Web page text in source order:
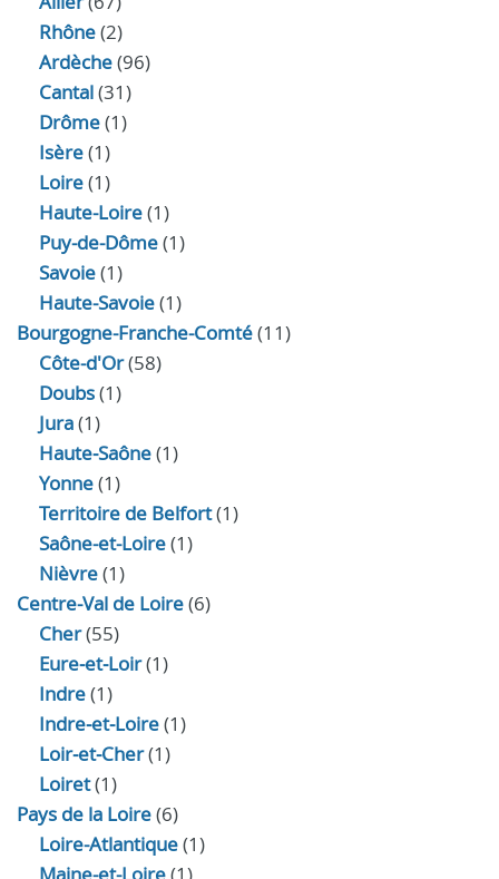
Rhône(2)
Ardèche(96)
Cantal(31)
Drôme(1)
Isère(1)
Loire(1)
Haute-Loire(1)
Puy-de-Dôme(1)
Savoie(1)
Haute-Savoie(1)
Bourgogne-Franche-Comté(11)
Côte-d'Or(58)
Doubs(1)
Jura(1)
Haute‑Saône(1)
Yonne(1)
Territoire de Belfort(1)
Saône-et-Loire(1)
Nièvre(1)
Centre-Val de Loire(6)
Cher(55)
Eure‑et‑Loir(1)
Indre(1)
Indre‑et‑Loire(1)
Loir‑et‑Cher(1)
Loiret(1)
Pays de la Loire(6)
Loire-Atlantique(1)